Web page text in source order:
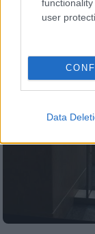
user
Data